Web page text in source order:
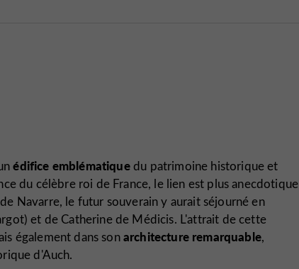
édifice emblématiquedu patrimoine historique et
du célèbre roi de France, le lien est plus anecdotique
Navarre, le futur souverain y aurait séjourné en
et de Catherine de Médicis. L'attrait de cette
également dans sonarchitecture remarquable,
d'Auch.